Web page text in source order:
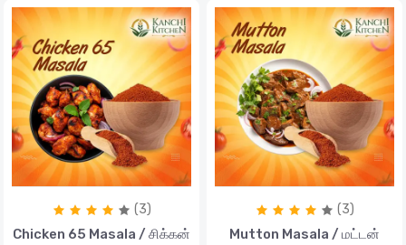
(3)
Chicken 65 Masala / சிக்கன்
(3)
Mutton Masala / மட்டன்